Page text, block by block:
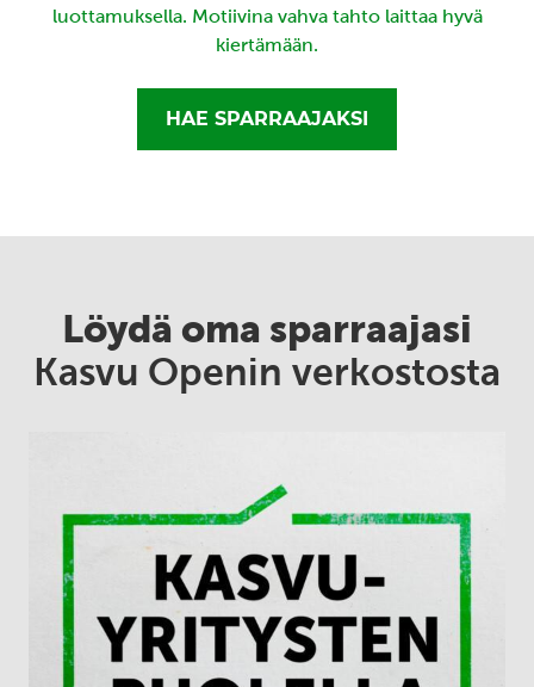
luottamuksella. Motiivina vahva tahto laittaa hyvä
kiertämään.
HAE SPARRAAJAKSI
Löydä oma sparraajasi
Kasvu Openin verkostosta